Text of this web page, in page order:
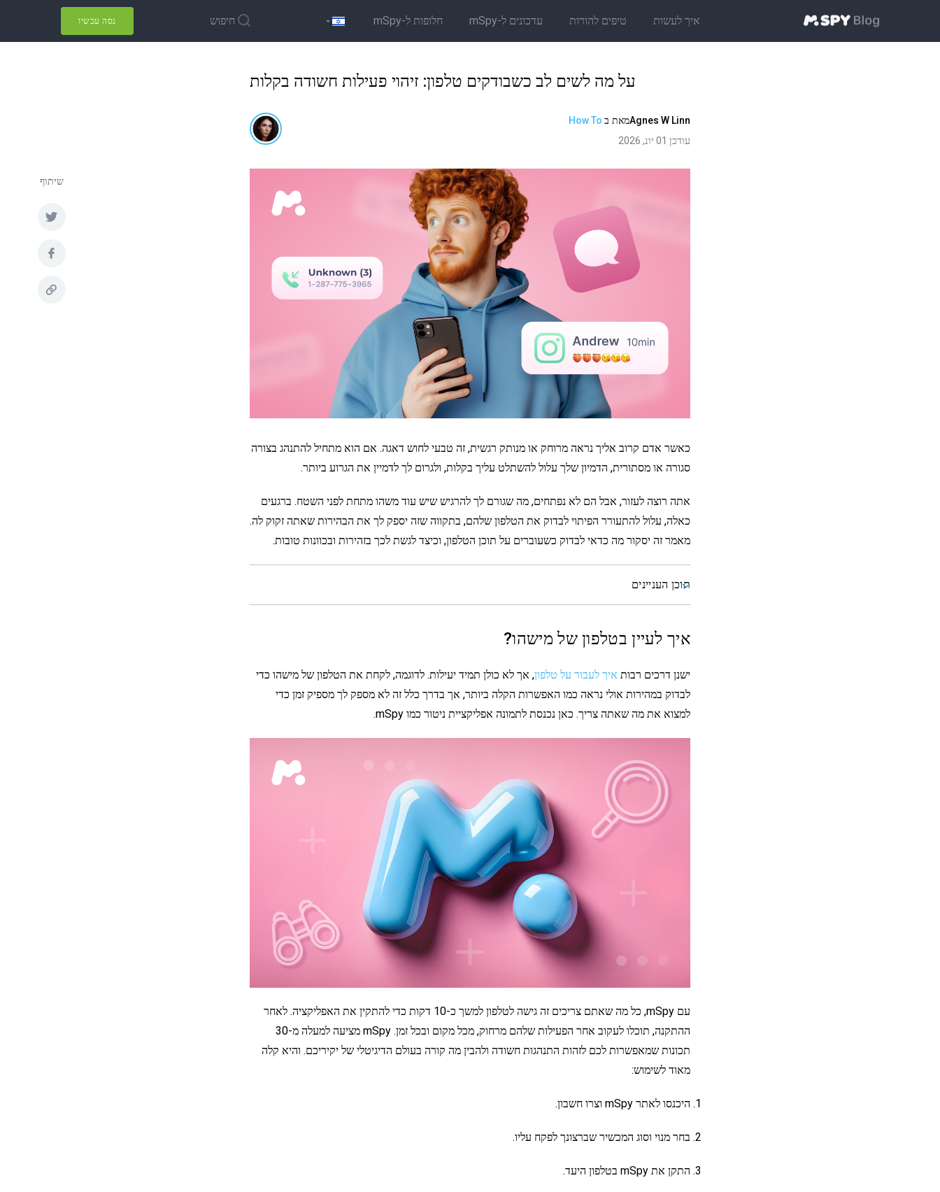
איך לעשות טיפים להורות עדכונים ל-mSpy חלופות ל-mSpy חיפוש נסה עכשיו
על מה לשים לב כשבודקים טלפון: זיהוי פעילות חשודה בקלות
Agnes W Linnמאת ב How To
עודכן 01 יונ, 2026
כאשר אדם קרוב אליך נראה מרוחק או מנותק רגשית, זה טבעי לחוש דאגה. אם הוא מתחיל להתנהג בצורה
סגורה או מסתורית, הדמיון שלך עלול להשתלט עליך בקלות, ולגרום לך לדמיין את הגרוע ביותר.
אתה רוצה לעזור, אבל הם לא נפתחים, מה שגורם לך להרגיש שיש עוד משהו מתחת לפני השטח. ברגעים
כאלה, עלול להתעורר הפיתוי לבדוק את הטלפון שלהם, בתקווה שזה יספק לך את הבהירות שאתה זקוק לה.
מאמר זה יסקור מה כדאי לבדוק כשעוברים על תוכן הטלפון, וכיצד לגשת לכך בזהירות ובכוונות טובות.
תוכן העניינים
איך לעיין בטלפון של מישהו?
ישנן דרכים רבות איך לעבור על טלפון, אך לא כולן תמיד יעילות. לדוגמה, לקחת את הטלפון של מישהו כדי
לבדוק במהירות אולי נראה כמו האפשרות הקלה ביותר, אך בדרך כלל זה לא מספק לך מספיק זמן כדי
למצוא את מה שאתה צריך. כאן נכנסת לתמונה אפליקציית ניטור כמו mSpy.
עם mSpy, כל מה שאתם צריכים זה גישה לטלפון למשך כ-10 דקות כדי להתקין את האפליקציה. לאחר
ההתקנה, תוכלו לעקוב אחר הפעילות שלהם מרחוק, מכל מקום ובכל זמן. mSpy מציעה למעלה מ-30
תכונות שמאפשרות לכם לזהות התנהגות חשודה ולהבין מה קורה בעולם הדיגיטלי של יקיריכם. והיא קלה
מאוד לשימוש:
היכנסו לאתר mSpy וצרו חשבון.
בחר מנוי וסוג המכשיר שברצונך לפקח עליו.
התקן את mSpy בטלפון היעד.
שיתוף